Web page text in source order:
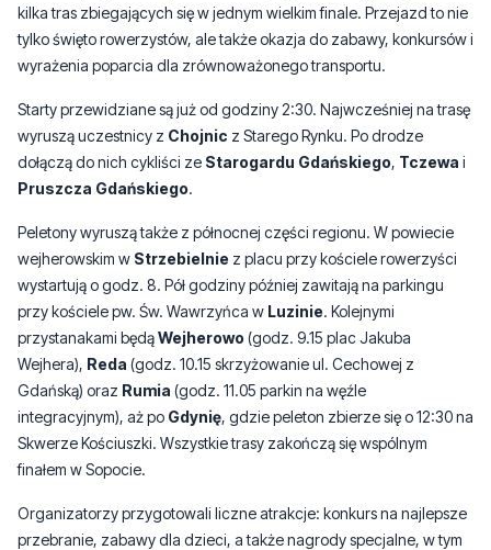
kilka tras zbiegających się w jednym wielkim finale. Przejazd to nie
tylko święto rowerzystów, ale także okazja do zabawy, konkursów i
wyrażenia poparcia dla zrównoważonego transportu.
Starty przewidziane są już od godziny 2:30. Najwcześniej na trasę
wyruszą uczestnicy z Chojnic z Starego Rynku. Po drodze
dołączą do nich cykliści ze Starogardu Gdańskiego, Tczewa i
Pruszcza Gdańskiego.
Peletony wyruszą także z północnej części regionu. W powiecie
wejherowskim w Strzebielnie z placu przy kościele rowerzyści
wystartują o godz. 8. Pół godziny później zawitają na parkingu
przy kościele pw. Św. Wawrzyńca w Luzinie. Kolejnymi
przystanakami będąWejherowo (godz. 9.15 plac Jakuba
Wejhera), Reda (godz. 10.15 skrzyżowanie ul. Cechowej z
Gdańską) oraz Rumia (godz. 11.05 parkin na węźle
integracyjnym), aż po Gdynię, gdzie peleton zbierze się o 12:30 na
Skwerze Kościuszki. Wszystkie trasy zakończą się wspólnym
finałem w Sopocie.
Organizatorzy przygotowali liczne atrakcje: konkurs na najlepsze
przebranie, zabawy dla dzieci, a także nagrody specjalne, w tym